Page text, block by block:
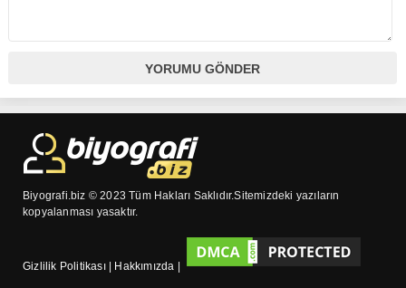
Biyografi.biz © 2023 Tüm Hakları Saklıdır.Sitemizdeki yazıların
kopyalanması yasaktır.
Gizlilik Politikası| Hakkımızda